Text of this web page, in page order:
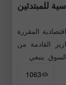
للمبتدئين
المقررة
القادمة من
السوق. ينبغي
1063